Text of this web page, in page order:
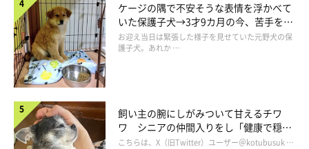
1才になったもち吉くん
@MochiKuroshiba
ケージの隅で不安そうな表情を浮かべて
いた保護子犬→3才9カ月の今、苦手を克
服し頼もしいコに成長！
お迎え当日は緊張した様子を見せていた元野犬の保
護子犬。あれか …
飼い主の腕にしがみついて甘えるチワ
ワ シニアの仲間入りをし「健康で穏や
かな暮らしが続いてほしい」と願う
こちらは、X（旧Twitter）ユーザー＠kotubusuk …